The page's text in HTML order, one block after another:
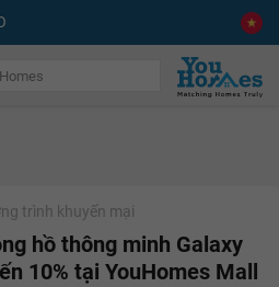
trình khuyến mại
hồ thông minh Galaxy
10% tại YouHomes Mall